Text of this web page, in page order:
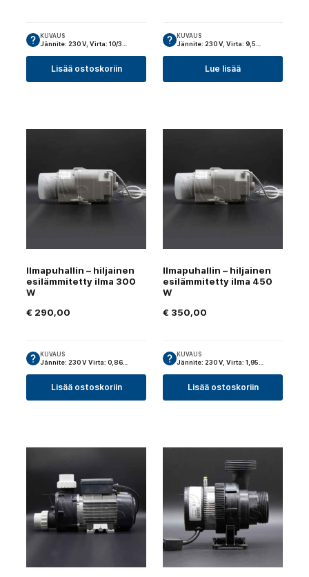
KUVAUS
Jännite: 230 V, Virta: 10/3…
Lisää ostoskoriin
KUVAUS
Jännite: 230 V, Virta: 9,5…
Lue lisää
Ilmapuhallin – hiljainen
esilämmitetty ilma 300
W
€ 290,00
KUVAUS
Jännite: 230 V Virta: 0,86…
Lisää ostoskoriin
Ilmapuhallin – hiljainen
esilämmitetty ilma 450
W
€ 350,00
KUVAUS
Jännite: 230 V, Virta: 1,95…
Lisää ostoskoriin